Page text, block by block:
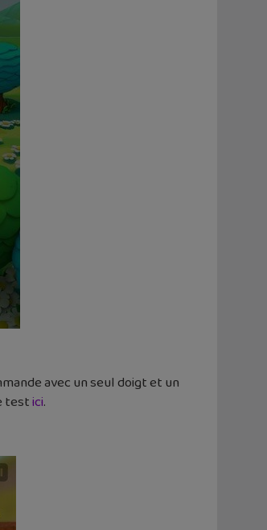
avec un seul doigt et un
testici.